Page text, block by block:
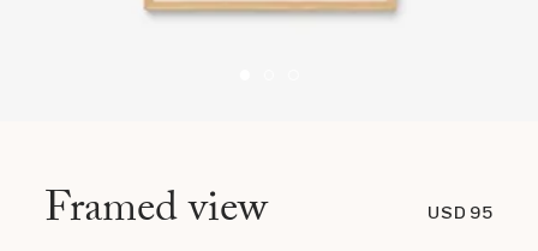
Framed view USD 95